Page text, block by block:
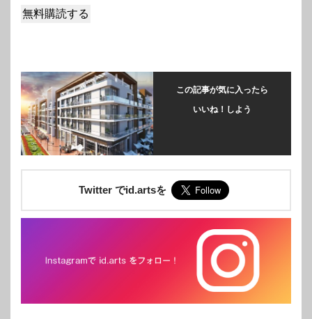
この記事が気に入ったら
いいね！しよう
Twitter でid.artsを